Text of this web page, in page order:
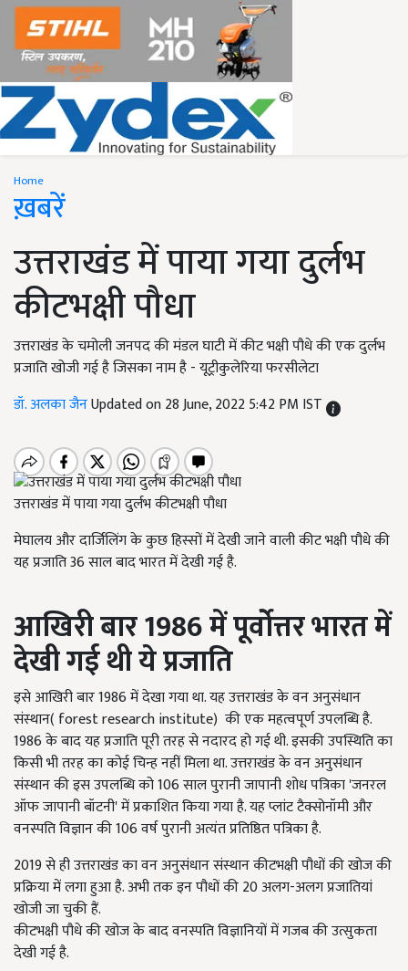
Home
ख़बरें
उत्तराखंड में पाया गया दुर्लभ
कीटभक्षी पौधा
उत्तराखंड के चमोली जनपद की मंडल घाटी में कीट भक्षी पौधे की एक दुर्लभ
प्रजाति खोजी गई है जिसका नाम है - यूट्रीकुलेरिया फरसीलेटा
डॉ. अलका जैनUpdated on 28 June, 2022 5:42 PM IST
उत्तराखंड में पाया गया दुर्लभ कीटभक्षी पौधा
मेघालय और दार्जिलिंग के कुछ हिस्सों में देखी जाने वाली कीट भक्षी पौधे की
यह प्रजाति 36 साल बाद भारत में देखी गई है.
आखिरी बार1986में पूर्वोत्तर भारत में
देखी गई थी ये प्रजाति
इसे आखिरी बार 1986 में देखा गया था. यह उत्तराखंड के वन अनुसंधान
संस्थान( forest research institute) की एक महत्वपूर्ण उपलब्धि है.
1986 के बाद यह प्रजाति पूरी तरह से नदारद हो गई थी. इसकी उपस्थिति का
किसी भी तरह का कोई चिन्ह नहीं मिला था. उत्तराखंड के वन अनुसंधान
संस्थान की इस उपलब्धि को 106 साल पुरानी जापानी शोध पत्रिका 'जनरल
ऑफ जापानी बॉटनी' में प्रकाशित किया गया है. यह प्लांट टैक्सोनॉमी और
वनस्पति विज्ञान की 106 वर्ष पुरानी अत्यंत प्रतिष्ठित पत्रिका है.
2019 से ही उत्तराखंड का वन अनुसंधान संस्थान कीटभक्षी पौधों की खोज की
प्रक्रिया में लगा हुआ है. अभी तक इन पौधों की 20 अलग-अलग प्रजातियां
खोजी जा चुकी हैं.
कीटभक्षी पौधे की खोज के बाद वनस्पति विज्ञानियों में गजब की उत्सुकता
देखी गई है.